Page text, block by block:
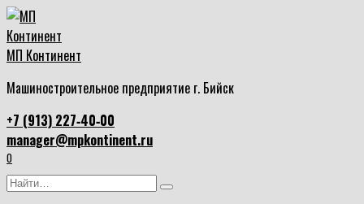
Перейти
к
содержанию
МП Континент
Машиностроительное предприятие г. Бийск
+7 (913) 227‑40‑00
manager@mpkontinent.ru
0
Search